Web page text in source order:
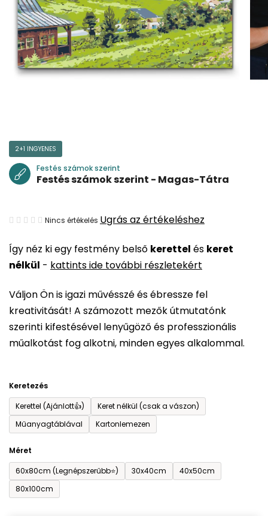
Így néz ki egy festmény belső kerettel és keret
nélkül - kattints ide további részletekért
Váljon Ön is igazi művésszé és ébressze fel
kreativitását! A számozott mezők útmutatónk
szerinti kifestésével lenyűgöző és professzionális
műalkotást fog alkotni, minden egyes alkalommal.
Keretezés
Kerettel (Ajánlott👍)
Keret nélkül (csak a vászon)
Műanyagtáblával
Kartonlemezen
Méret
60x80cm (Legnépszerűbb⭐)
30x40cm
40x50cm
80x100cm
2+1 INGYENES
Festés számok szerint
Festés számok szerint - Magas-Tátra
A
átlagos
értékelése
ből
0,0
csillag.
Nincs értékelés Ugrás az értékeléshez